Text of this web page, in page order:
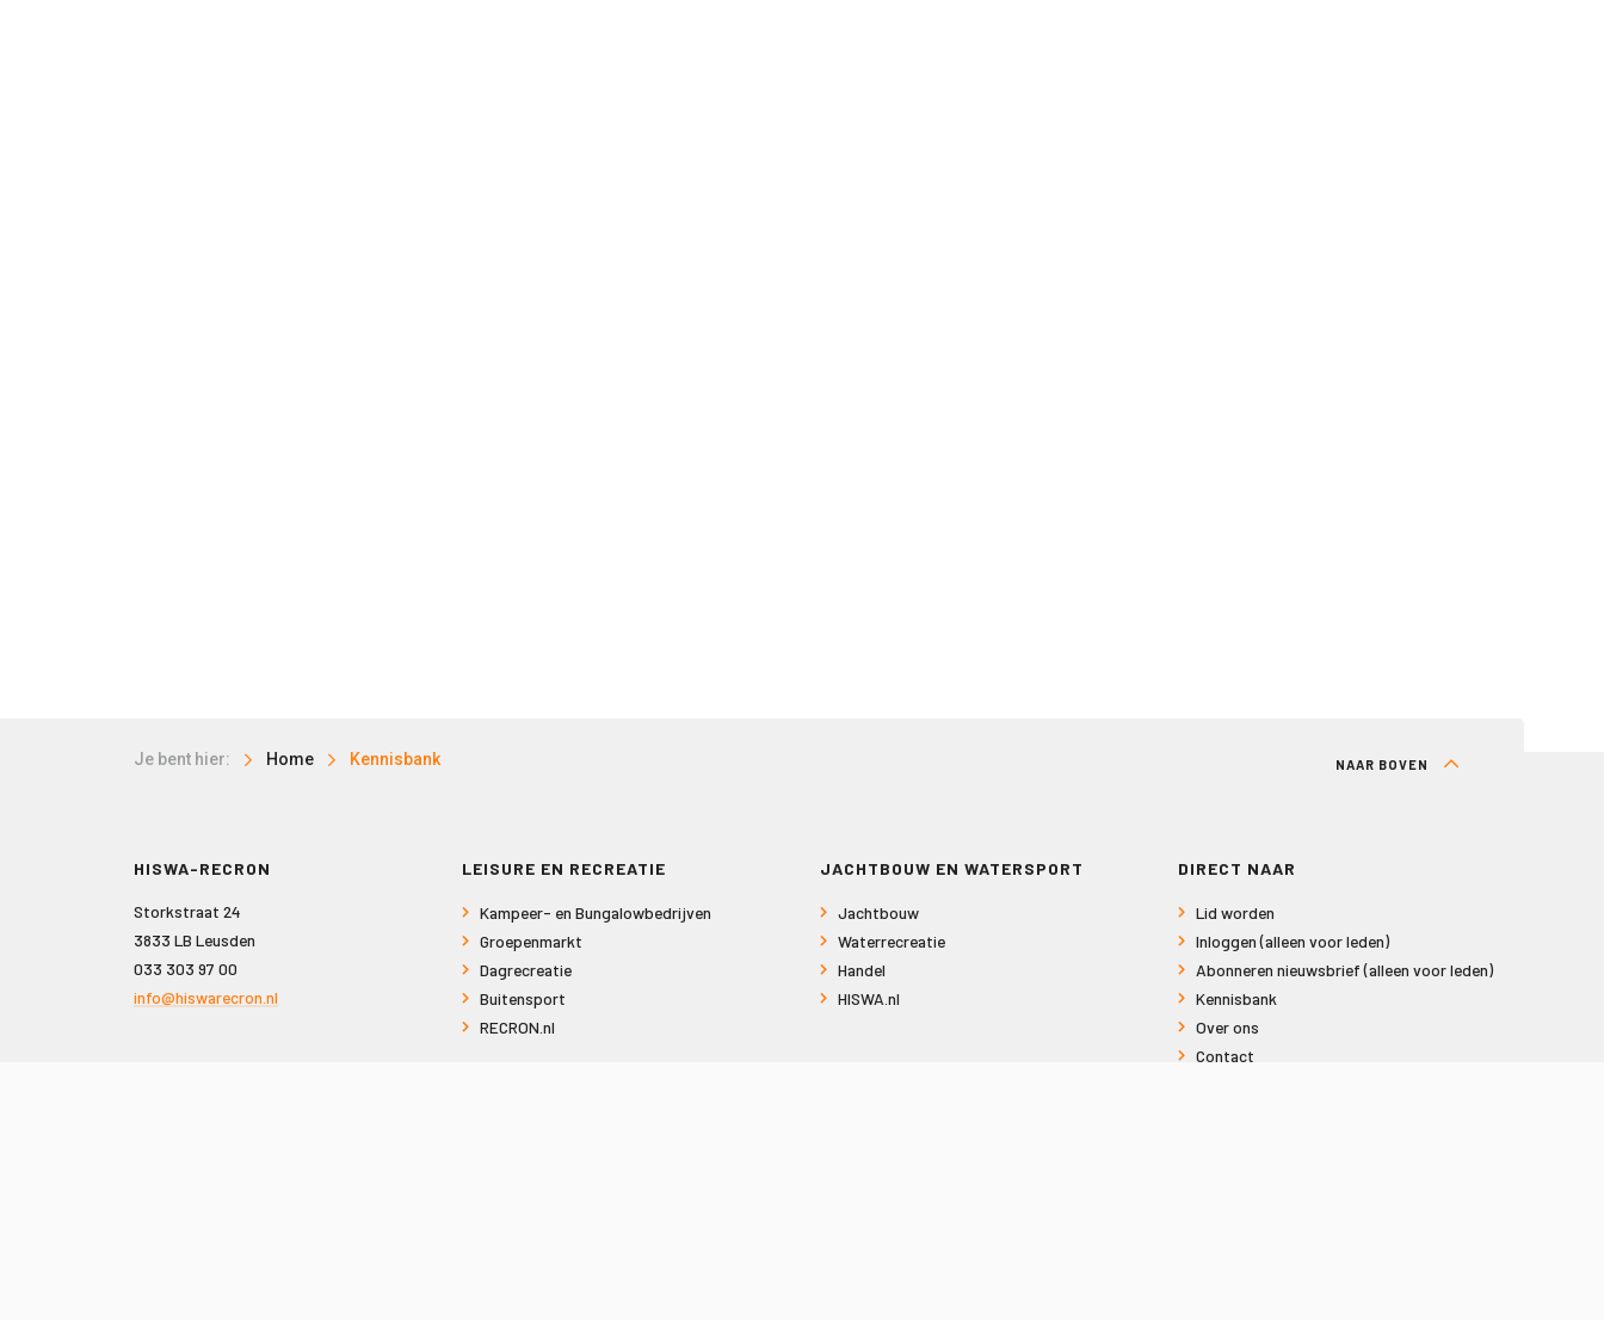
Je bent hier: Home Kennisbank NAAR BOVEN
HISWA-RECRON
Storkstraat 24
3833 LB Leusden
033 303 97 00
info@hiswarecron.nl
LEISURE EN RECREATIE
Kampeer- en Bungalowbedrijven
Groepenmarkt
Dagrecreatie
Buitensport
RECRON.nl
JACHTBOUW EN WATERSPORT
Jachtbouw
Waterrecreatie
Handel
HISWA.nl
DIRECT NAAR
Lid worden
Inloggen (alleen voor leden)
Abonneren nieuwsbrief (alleen voor leden)
Kennisbank
Over ons
Contact